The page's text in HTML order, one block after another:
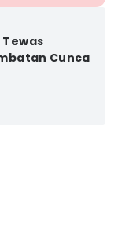
Tewas
Cunca